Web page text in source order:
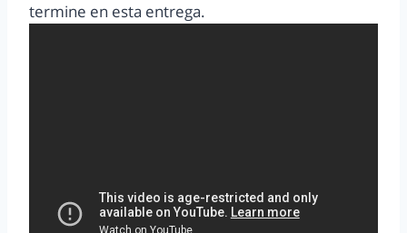
termine en esta entrega.